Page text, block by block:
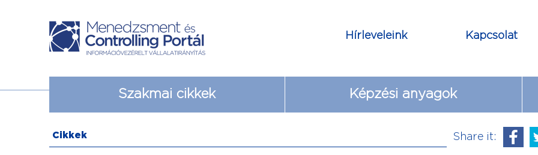
Kapcsolat
Hírleveleink
Szakmai cikkek Képzési anyagok
Cikkek Share it: